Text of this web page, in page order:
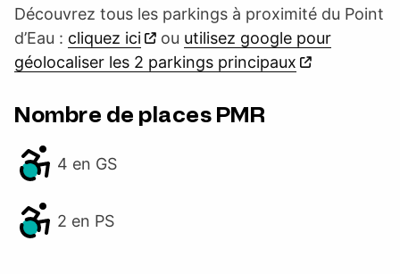
Découvrez tous les parkings à proximité du Point
d’Eau : cliquez ici ou utilisez google pour
géolocaliser les 2 parkings principaux
Nombre de places PMR
4 en GS
2 en PS